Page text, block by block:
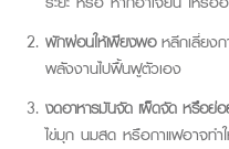
พักผ่อนให้เพียงพอหลีกเลี่ยง
พลังงานไปฟื้นฟูตัวเอง
งดอาหารมันจัด เผ็ดจัด หรือย่
ไข่มุก นมสด หรือกาแฟอาจทำ